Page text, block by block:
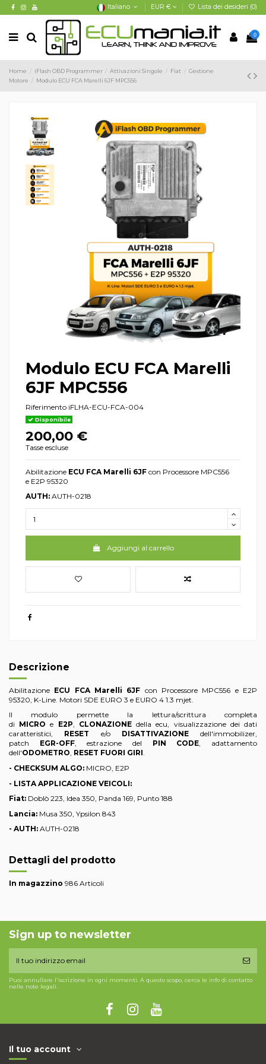
Italiano EUR € Lista dei desideri (0)
0
Home iFlash OBD Programmer Attivazioni Singole Fiat
Gestione
Motore
Modulo ECU FCA Marelli 6JF MPC556
Modulo ECU FCA Marelli
6JF MPC556
Riferimento iFLHA-ECU-FCA-004
Disponibile
200,00 €
Tasse escluse
Abilitazione ECU FCA Marelli 6JF con Processore MPC556
e E2P 95320
AUTH: AUTH-0218
Aggiungi al carrello
Descrizione
Abilitazione ECU FCA Marelli 6JF con Processore MPC556 e E2P
95320, K-Line. Motori SDE EURO 3 e EURO 4 1.3 mjet.
Il modulo permette la lettura/scrittura completa
di MICRO e E2P, CLONAZIONEdella ecu, visualizzazione dei dati
caratteristici, RESET e/o DISATTIVAZIONEdell'immobilizer,
patch EGR-OFF, estrazione del PIN CODE, adattamento
dell'ODOMETRO, RESET FUORI GIRI.
- CHECKSUM ALGO: MICRO, E2P
- LISTA APPLICAZIONE VEICOLI:
Fiat: Doblò 223, Idea 350, Panda 169, Punto 188
Lancia: Musa 350, Ypsilon 843
- AUTH: AUTH-0218
Dettagli del prodotto
In magazzino 986 Articoli
Sign up to newsletter
Puoi annullare l'iscrizione in ogni momenti. A questo scopo, cerca le info di contatto
nelle note legali.
Il tuo account